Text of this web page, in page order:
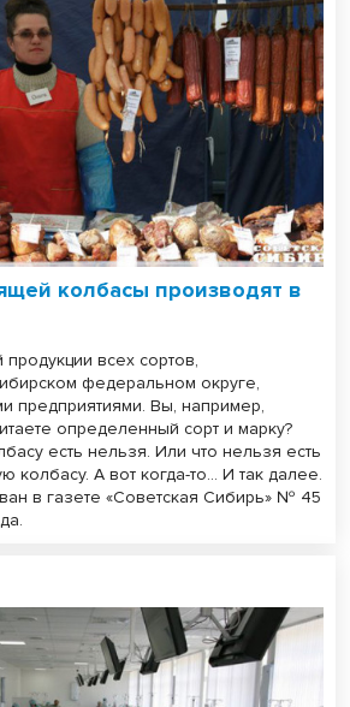
колбасы производят в
всех сортов,
федеральном округе,
предприятиями. Вы, например,
определенный сорт и марку?
есть нельзя. Или что нельзя есть
колбасу. А вот когда-то... И так далее.
в газете «Советская Сибирь» № 45